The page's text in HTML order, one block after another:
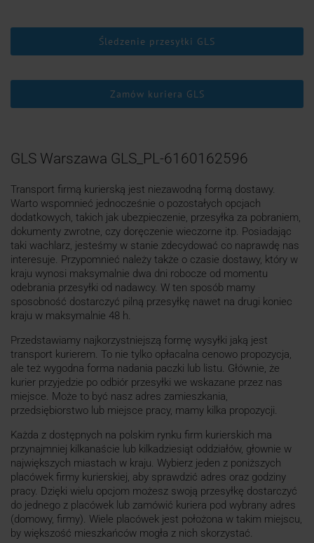
Śledzenie przesyłki GLS
Zamów kuriera GLS
GLS Warszawa GLS_PL-6160162596
Transport firmą kurierską jest niezawodną formą dostawy.
Warto wspomnieć jednocześnie o pozostałych opcjach
dodatkowych, takich jak ubezpieczenie, przesyłka za pobraniem,
dokumenty zwrotne, czy doręczenie wieczorne itp. Posiadając
taki wachlarz, jesteśmy w stanie zdecydować co naprawdę nas
interesuje. Przypomnieć należy także o czasie dostawy, który w
kraju wynosi maksymalnie dwa dni robocze od momentu
odebrania przesyłki od nadawcy. W ten sposób mamy
sposobność dostarczyć pilną przesyłkę nawet na drugi koniec
kraju w maksymalnie 48 h.
Przedstawiamy najkorzystniejszą formę wysyłki jaką jest
transport kurierem. To nie tylko opłacalna cenowo propozycja,
ale też wygodna forma nadania paczki lub listu. Głównie, że
kurier przyjedzie po odbiór przesyłki we wskazane przez nas
miejsce. Może to być nasz adres zamieszkania,
przedsiębiorstwo lub miejsce pracy, mamy kilka propozycji.
Każda z dostępnych na polskim rynku firm kurierskich ma
przynajmniej kilkanaście lub kilkadziesiąt oddziałów, głownie w
największych miastach w kraju. Wybierz jeden z poniższych
placówek firmy kurierskiej, aby sprawdzić adres oraz godziny
pracy. Dzięki wielu opcjom możesz swoją przesyłkę dostarczyć
do jednego z placówek lub zamówić kuriera pod wybrany adres
(domowy, firmy). Wiele placówek jest położona w takim miejscu,
by większość mieszkańców mogła z nich skorzystać.